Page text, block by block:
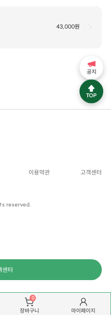
43,000원
이용약관 고객센터
reserved.
센터
공지
0
장바구니 마이페이지